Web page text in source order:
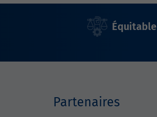
Équitable
Partenaires